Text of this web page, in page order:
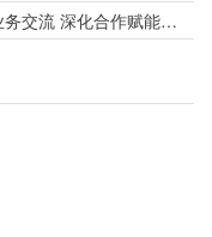
深化合作赋能乡村振兴